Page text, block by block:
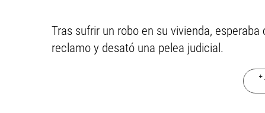
Tras sufrir un robo en su vivienda,
reclamo y desató una pelea judicial.